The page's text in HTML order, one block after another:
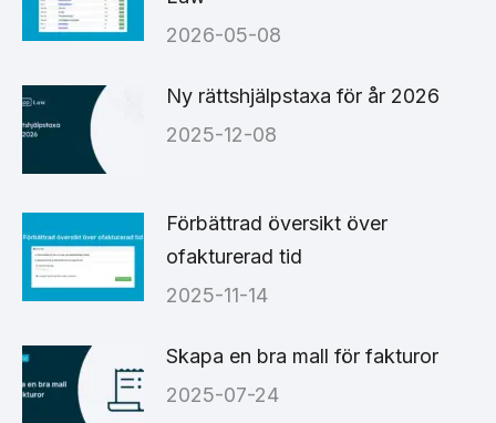
2026-05-08
Ny rättshjälpstaxa för år 2026
2025-12-08
Förbättrad översikt över
ofakturerad tid
2025-11-14
Skapa en bra mall för fakturor
2025-07-24